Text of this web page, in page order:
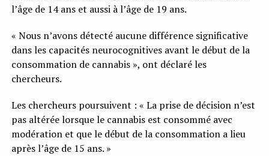
l’âge de 14 ans et aussi à l’âge de 19 ans.
« Nous n’avons détecté aucune différence significative
dans les capacités neurocognitives avant le début de la
consommation de cannabis », ont déclaré les
chercheurs.
Les chercheurs poursuivent : « La prise de décision n’est
pas altérée lorsque le cannabis est consommé avec
modération et que le début de la consommation a lieu
après l’âge de 15 ans. »